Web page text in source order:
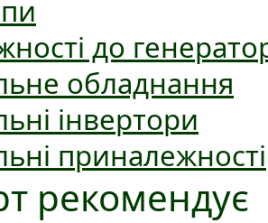
до
обладнання
інвертори
приналежності
рекомендує